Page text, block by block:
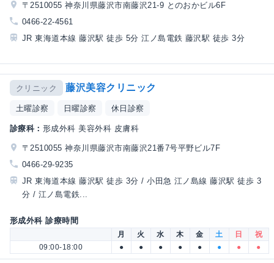
〒2510055 神奈川県藤沢市南藤沢21-9 とのおかビル6F
0466-22-4561
JR 東海道本線 藤沢駅 徒歩 5分 江ノ島電鉄 藤沢駅 徒歩 3分
クリニック 藤沢美容クリニック
土曜診察 日曜診察 休日診察
診療科： 形成外科 美容外科 皮膚科
〒2510055 神奈川県藤沢市南藤沢21番7号平野ビル7F
0466-29-9235
JR 東海道本線 藤沢駅 徒歩 3分 / 小田急 江ノ島線 藤沢駅 徒歩 3
分 / 江ノ島電鉄...
形成外科 診療時間
月 火 水 木 金 土 日
祝
09:00-18:00
● ● ● ● ● ● ● ●